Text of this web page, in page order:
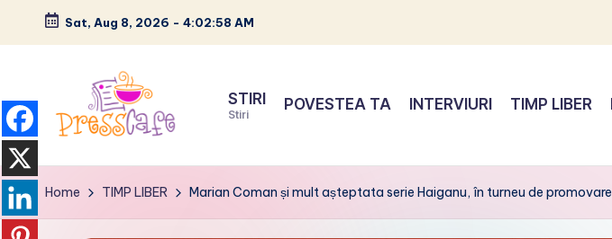
Skip
content
Sat, Aug 8, 2026 - 4:02:59 AM
P
r
experientelor
urbane
STIRI
Stiri
POVESTEA TA INTERVIURI TIMP LIBER
Home TIMP LIBER Marian Coman și mult așteptata serie Haiganu, în turneu de promovare